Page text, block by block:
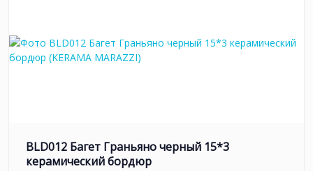
BLD012 Багет Граньяно черный 15*3
керамический бордюр